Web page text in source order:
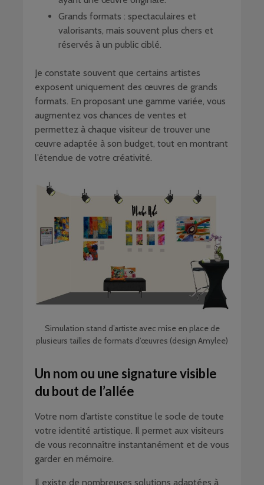
Grands formats : spectaculaires et
valorisants, mais souvent plus chers et
réservés à un public ciblé.
Je constate souvent que certains artistes
exposent uniquement des œuvres de grands
formats. En proposant une gamme variée, vous
augmentez vos chances de ventes et
permettez à chaque visiteur de trouver une
œuvre adaptée à son budget, tout en montrant
l’étendue de votre créativité.
Simulation stand d’artiste avec mise en place de
plusieurs tailles de formats d’œuvres (design Amylee)
Un nom ou une signature visible
du bout de l’allée
Votre nom d’artiste constitue le socle de toute
votre identité artistique. Il permet aux visiteurs
de vous reconnaître instantanément et de vous
garder en mémoire.
Il existe de nombreuses solutions adaptées à